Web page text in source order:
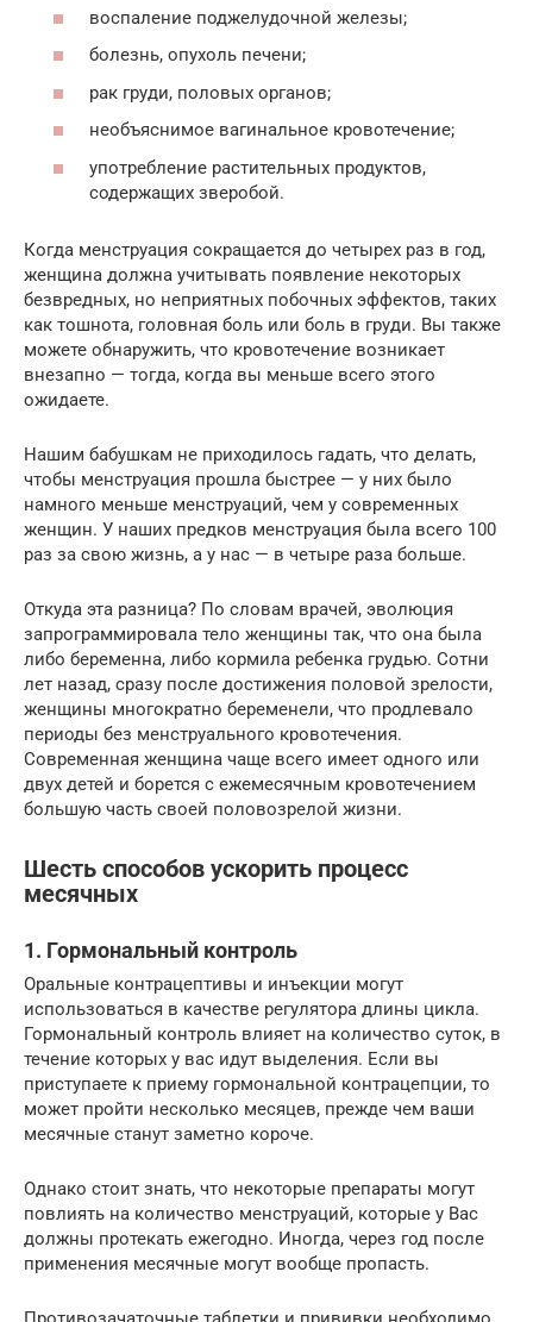
воспаление поджелудочной железы;
болезнь, опухоль печени;
рак груди, половых органов;
необъяснимое вагинальное кровотечение;
употребление растительных продуктов,
содержащих зверобой.
Когда менструация сокращается до четырех раз в год,
женщина должна учитывать появление некоторых
безвредных, но неприятных побочных эффектов, таких
как тошнота, головная боль или боль в груди. Вы также
можете обнаружить, что кровотечение возникает
внезапно — тогда, когда вы меньше всего этого
ожидаете.
Нашим бабушкам не приходилось гадать, что делать,
чтобы менструация прошла быстрее — у них было
намного меньше менструаций, чем у современных
женщин. У наших предков менструация была всего 100
раз за свою жизнь, а у нас — в четыре раза больше.
Откуда эта разница? По словам врачей, эволюция
запрограммировала тело женщины так, что она была
либо беременна, либо кормила ребенка грудью. Сотни
лет назад, сразу после достижения половой зрелости,
женщины многократно беременели, что продлевало
периоды без менструального кровотечения.
Современная женщина чаще всего имеет одного или
двух детей и борется с ежемесячным кровотечением
большую часть своей половозрелой жизни.
Шесть способов ускорить процесс
месячных
1. Гормональный контроль
Оральные контрацептивы и инъекции могут
использоваться в качестве регулятора длины цикла.
Гормональный контроль влияет на количество суток, в
течение которых у вас идут выделения. Если вы
приступаете к приему гормональной контрацепции, то
может пройти несколько месяцев, прежде чем ваши
месячные станут заметно короче.
Однако стоит знать, что некоторые препараты могут
повлиять на количество менструаций, которые у Вас
должны протекать ежегодно. Иногда, через год после
применения месячные могут вообще пропасть.